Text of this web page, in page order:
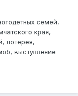
семей,
края,
лотерея,
выступление